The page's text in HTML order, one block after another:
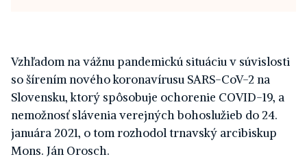
Vzhľadom na vážnu pandemickú situáciu v súvislosti
so šírením nového koronavírusu SARS-CoV-2 na
Slovensku, ktorý spôsobuje ochorenie COVID-19, a
nemožnosť slávenia verejných bohoslužieb do 24.
januára 2021, o tom rozhodol trnavský arcibiskup
Mons. Ján Orosch.